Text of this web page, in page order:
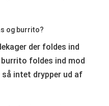
og burrito?
der foldes ind
foldes ind mod
intet drypper ud af